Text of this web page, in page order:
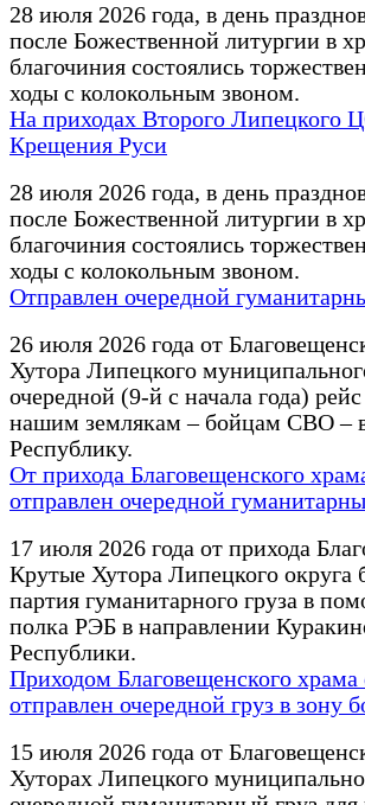
28 июля 2026 года, в день
после Божественной литургии в
благочиния состоялись
ходы с колокольным звоном.
На приходах Второго Липецкого
Крещения Руси
28 июля 2026 года, в день
после Божественной литургии в
благочиния состоялись
ходы с колокольным звоном.
Отправлен очередной
26 июля 2026 года от
Хутора Липецкого
очередной (9-й с начала года)
нашим землякам – бойцам СВО –
Республику.
От прихода Благовещенского
отправлен очередной
17 июля 2026 года от прихода
Крутые Хутора Липецкого округа
партия гуманитарного груза в
полка РЭБ в направлении
Республики.
Приходом Благовещенского
отправлен очередной груз в зону
15 июля 2026 года от
Хуторах Липецкого